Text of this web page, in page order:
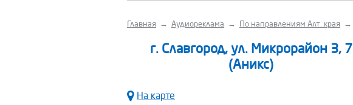
Главная → Аудиореклама → По направлениям Алт. края →
г. Славгород, ул. Микрорайон 3, 7
(Аникс)
На карте